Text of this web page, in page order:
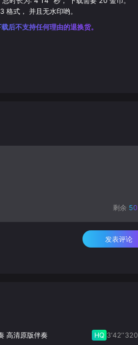
格式， 并且无水印哟。
后不支持任何理由的退换货。
剩余 50
发表评论
高清原版伴奏 HQ 3‘42’‘320